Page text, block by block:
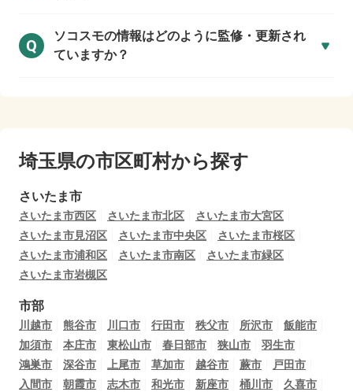
Q
ソコスモの情報はどのように監修・更新され
ていますか？
埼玉県の市区町村から探す
さいたま市
さいたま市西区 さいたま市北区
さいたま市大宮区
さいたま市見沼区
さいたま市中央区
さいたま市桜区
さいたま市浦和区
さいたま市南区
さいたま市緑区
さいたま市岩槻区
市部
川越市 熊谷市 川口市 行田市 秩父市 所沢市
飯能市
加須市
本庄市 東松山市 春日部市 狭山市
羽生市
鴻巣市
深谷市 上尾市 草加市 越谷市 蕨市
戸田市
入間市
朝霞市 志木市 和光市 新座市 桶川市
久喜市